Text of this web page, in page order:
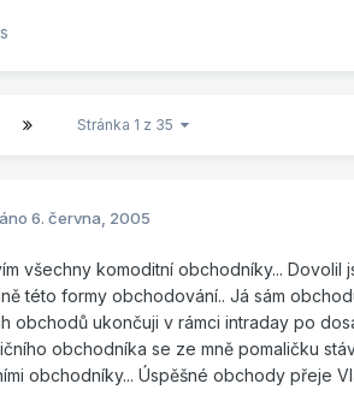
Stránka 1 z 35
6. června, 2005
všechny komoditní obchodníky...
této formy obchodování.. Já sám
obchodů ukončuji v rámci intraday po
obchodníka se ze mně pomaličku
obchodníky... Úspěšné obchody přeje